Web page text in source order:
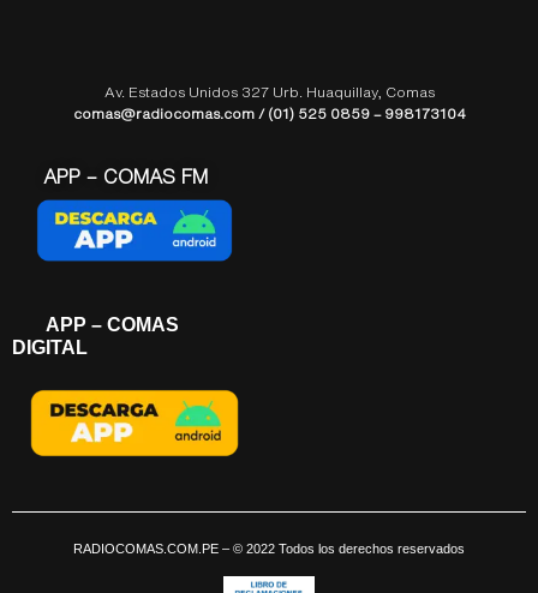
Av. Estados Unidos 327 Urb. Huaquillay, Comas
comas@radiocomas.com / (01) 525 0859 – 998173104
APP – COMAS FM
APP – COMAS
DIGITAL
RADIOCOMAS.COM.PE – © 2022 Todos los derechos reservados